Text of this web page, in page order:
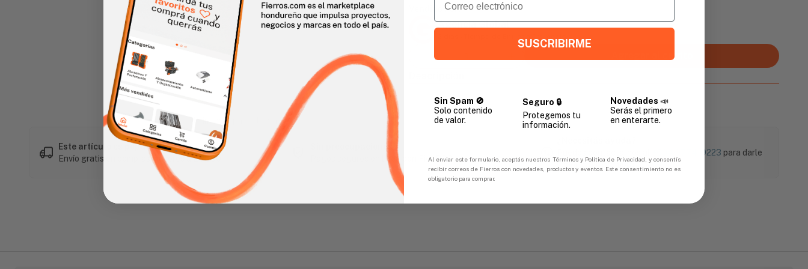
Haz clic en la imagen para alargar
Vendido Por:
Agencia Global
Agregar al carrito
Este artículo es popular
Envío gratis en compras mayores a L 1,500
Sin preocupaciones
Pagos seguros en línea con FicoPOS
+504 9774-9223 para darle
soporte a tu compra.
SUSCRIBIRME
Sin Spam 🚫
Solo contenido
de valor.
Seguro 🔒
Protegemos tu
información.
Novedades📣
Serás el primero
en enterarte.
Al enviar este formulario, aceptás nuestros Términos y Política de Privacidad, y consentís
recibir correos de Fierros con novedades, productos y eventos. Este consentimiento no es
obligatorio para comprar.